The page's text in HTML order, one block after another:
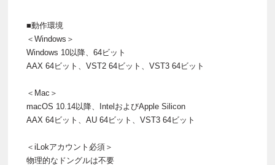
■動作環境
＜Windows＞
Windows 10以降、64ビット
AAX 64ビット、VST2 64ビット、VST3 64ビット
＜Mac＞
macOS 10.14以降、IntelおよびApple Silicon
AAX 64ビット、AU 64ビット、VST3 64ビット
＜iLokアカウント必須＞
物理的なドングルは不要